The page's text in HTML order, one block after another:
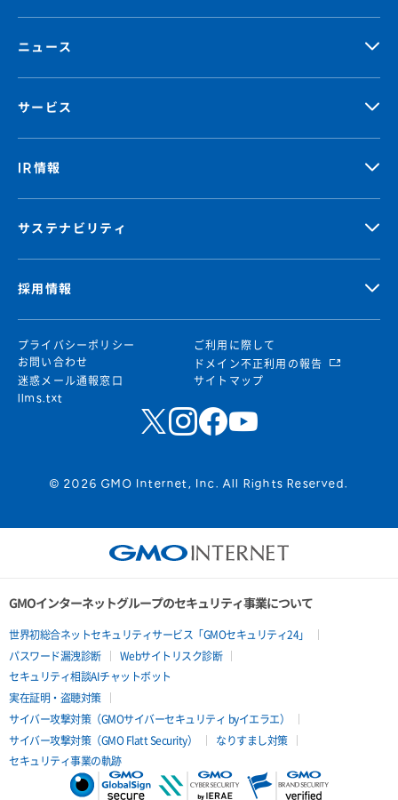
ニュース
サービス
IR情報
サステナビリティ
採用情報
プライバシーポリシー
ご利用に際して
お問い合わせ
ドメイン不正利用の報告
迷惑メール通報窓口
サイトマップ
llms.txt
© 2026 GMO Internet, Inc. All Rights Reserved.
GMOインターネットグループのセキュリティ事業について
世界初総合ネットセキュリティサービス「GMOセキュリティ24」
パスワード漏洩診断
Webサイトリスク診断
セキュリティ相談AIチャットボット
実在証明・盗聴対策
サイバー攻撃対策（GMOサイバーセキュリティ byイエラエ）
サイバー攻撃対策（GMO Flatt Security）
なりすまし対策
セキュリティ事業の軌跡